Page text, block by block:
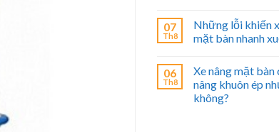
07
Th8
Những lỗi khiến
mặt bàn nhanh
06
Th8
Xe nâng mặt bàn
nâng khuôn ép
không?